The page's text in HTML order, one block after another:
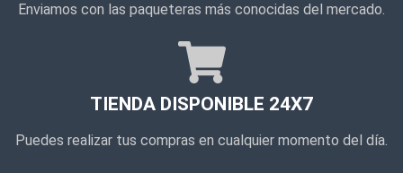
Enviamos con las paqueteras más conocidas del mercado.
TIENDA DISPONIBLE 24X7
Puedes realizar tus compras en cualquier momento del día.